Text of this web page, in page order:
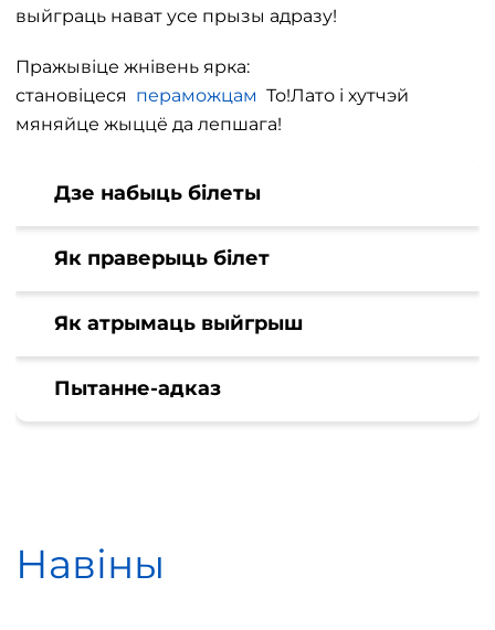
выйграць нават усе прызы адразу!
Пражывіце жнівень ярка:
становіцеся пераможцам То!Лато і хутчэй
мяняйце жыццё да лепшага!
Дзе набыць білеты
Як праверыць білет
Як атрымаць выйгрыш
Пытанне-адказ
Навіны